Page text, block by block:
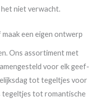
niet verwacht.
een eigen ontwerp
Ons assortiment met
voor elk geef-
tot tegeltjes voor
tegeltjes tot romantische